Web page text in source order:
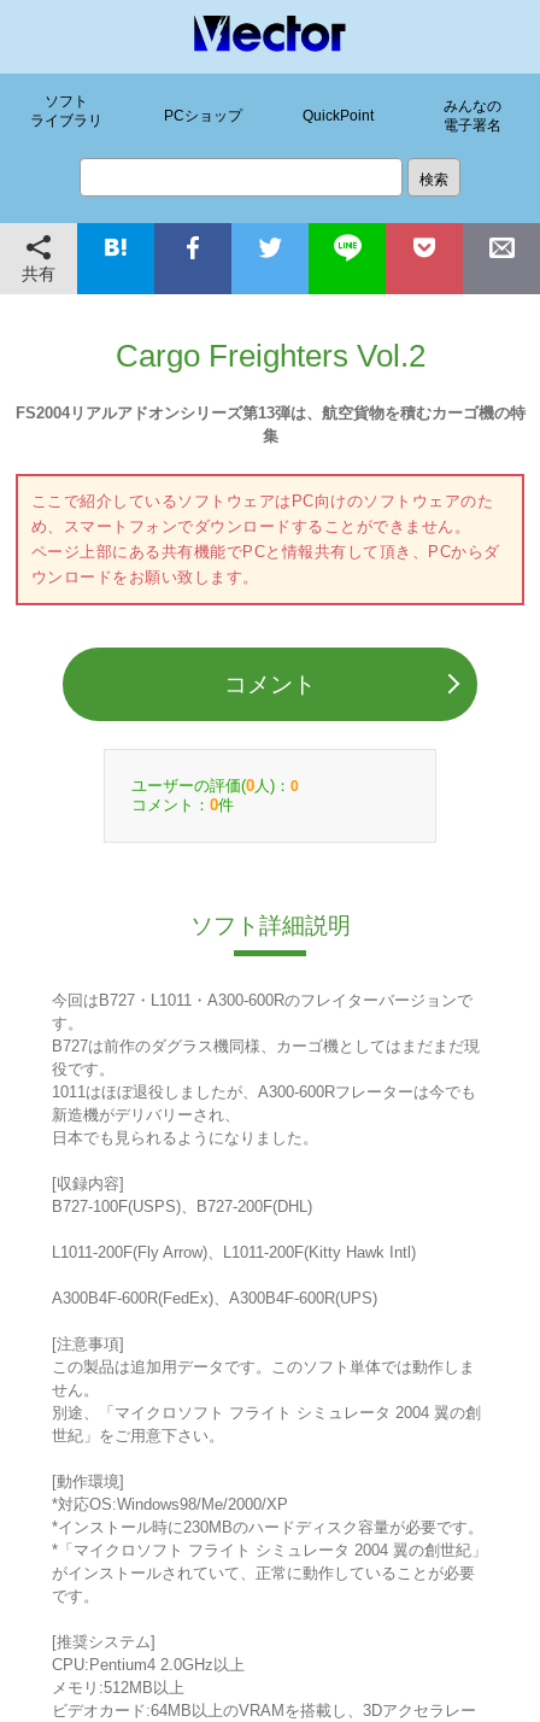
ソフト
ライブラリ
PCショップ QuickPoint
みんなの
電子署名
共有
Cargo Freighters Vol.2
FS2004リアルアドオンシリーズ第13弾は、航空貨物を積むカーゴ機の特
集
ここで紹介しているソフトウェアはPC向けのソフトウェアのた
め、スマートフォンでダウンロードすることができません。
ページ上部にある共有機能でPCと情報共有して頂き、PCからダ
ウンロードをお願い致します。
コメント
ユーザーの評価(0 人)： 0
コメント： 0件
ソフト詳細説明
今回はB727・L1011・A300-600Rのフレイターバージョンで
す。
B727は前作のダグラス機同様、カーゴ機としてはまだまだ現
役です。
1011はほぼ退役しましたが、A300-600Rフレーターは今でも
新造機がデリバリーされ、
日本でも見られるようになりました。
[収録内容]
B727-100F(USPS)、B727-200F(DHL)
L1011-200F(Fly Arrow)、L1011-200F(Kitty Hawk Intl)
A300B4F-600R(FedEx)、A300B4F-600R(UPS)
[注意事項]
この製品は追加用データです。このソフト単体では動作しま
せん。
別途、「マイクロソフト フライト シミュレータ 2004 翼の創
世紀」をご用意下さい。
[動作環境]
*対応OS:Windows98/Me/2000/XP
*インストール時に230MBのハードディスク容量が必要です。
*「マイクロソフト フライト シミュレータ 2004 翼の創世紀」
がインストールされていて、正常に動作していることが必要
です。
[推奨システム]
CPU:Pentium4 2.0GHz以上
メモリ:512MB以上
ビデオカード:64MB以上のVRAMを搭載し、3Dアクセラレー